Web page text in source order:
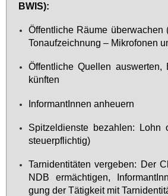
BWIS):
Öf­fent­li­che Räu­me über­wa­chen
Tonauf­zeich­nung – Mi­kro­fo­nen
Öf­fent­li­che Quel­len
künf­ten
In­for­man­tIn­nen an­heu­ern
Spit­zel­diens­te be­zah­len: Lohn
steu­er­pflich­tig)
Tar­n­iden­ti­tä­ten ver­ge­ben: Der
NDB er­mäch­ti­gen,
gung der Tä­tig­keit mit